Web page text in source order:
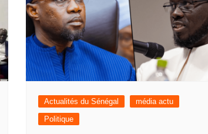
Actualités du Sénégal
média actu
Politique